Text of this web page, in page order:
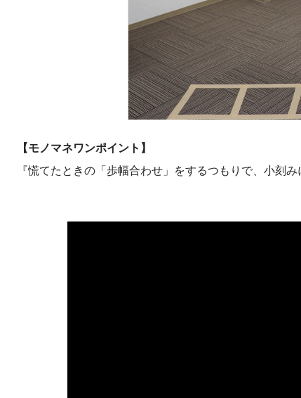
【モノマネワンポイント】
『慌てたときの「歩幅合わせ」をするつもりで、小刻み